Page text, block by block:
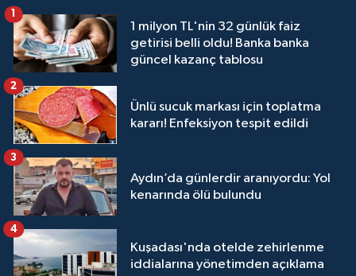
1 milyon TL'nin 32 günlük faiz
getirisi belli oldu! Banka banka
güncel kazanç tablosu
1
Ünlü sucuk markası için toplatma
kararı! Enfeksiyon tespit edildi
2
Aydın’da günlerdir aranıyordu: Yol
kenarında ölü bulundu
3
Kuşadası'nda otelde zehirlenme
iddialarına yönetimden açıklama
4